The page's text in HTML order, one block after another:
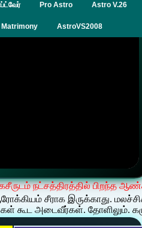
Pro Astro Astro V.26
Matrimony AstroVS2008
நட்சத்திரத்தில் பிறந்த
சீராக இருக்காது.
கூட அடைவீர்கள். தோளிலும்.